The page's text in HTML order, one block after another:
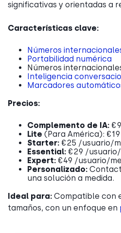
significativas y orientadas a
Características clave:
Números
Portabilidad numérica
Números
Inteligencia
Marcadores
Precios:
Complemento de IA:
Lite (Para América):
Starter: €25 /usuario/
Essential: €29 /
Expert: €49 /usuario/
Personalizado:
una solución a medida.
Ideal para: Compatible con
tamaños, con un enfoque en